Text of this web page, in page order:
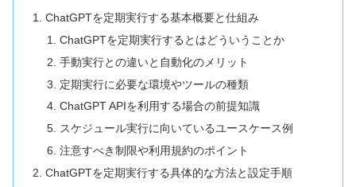
ChatGPTを定期実行する基本概要と仕組み
ChatGPTを定期実行するとはどういうことか
手動実行との違いと自動化のメリット
定期実行に必要な環境やツールの種類
ChatGPT APIを利用する場合の前提知識
スケジュール実行に向いているユースケース例
注意すべき制限や利用規約のポイント
ChatGPTを定期実行する具体的な方法と設定手順